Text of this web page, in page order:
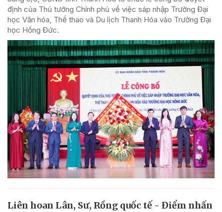
định của Thủ tướng Chính phủ về việc sáp nhập Trường Đại
học Văn hóa, Thể thao và Du lịch Thanh Hóa vào Trường Đại
học Hồng Đức.
Liên hoan Lân, Sư, Rồng quốc tế - Điểm nhấn